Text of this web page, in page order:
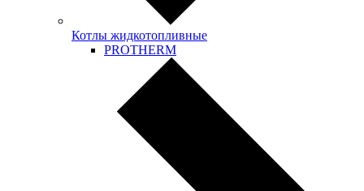
Котлы жидкотопливные
PROTHERM